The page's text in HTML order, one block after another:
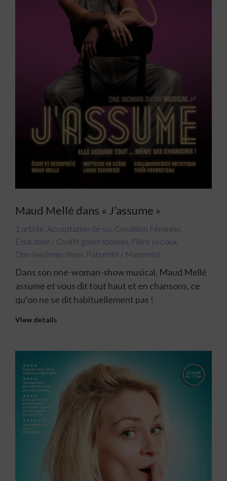
Maud Mellé dans « J’assume »
1 artiste Acceptation de soi Condition Féminine
Éducation / Conflit générationnel Filtre sociaux
One-(wo)man show Paternité / Maternité
Dans son one-woman-show musical, Maud Mellé
assume et vous dit tout haut et en chansons, ce
qu’on ne se dit habituellement pas !
View details